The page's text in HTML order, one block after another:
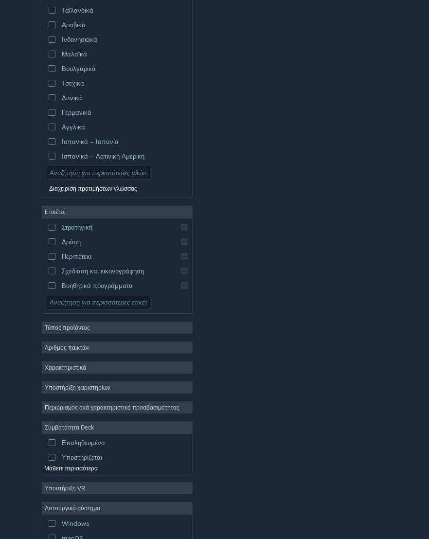
Ταϊλανδικά
Αραβικά
Ινδονησιακά
Μαλαϊκά
Βουλγαρικά
Τσεχικά
Δανικά
Γερμανικά
Αγγλικά
Ισπανικά – Ισπανία
Ισπανικά – Λατινική Αμερική
Διαχείριση προτιμήσεων γλώσσας
Ετικέτες
Στρατηγική
Δράση
Περιπέτεια
Σχεδίαση και εικονογράφηση
Βοηθητικά προγράμματα
Δωρεάν για παίξιμο
Μαζικό πολλών παικτών
Indie
Χαλαρό
Προσομοίωση
Παραγωγή βίντεο
Επεξεργασία εικόνας
Τύπος προϊόντος
Αριθμός παικτών
Χαρακτηριστικά
Υποστήριξη χειριστηρίων
Περιορισμός ανά χαρακτηριστικό προσβασιμότητας
Συμβατότητα Deck
Επαληθευμένο
Υποστηρίζεται
Μάθετε περισσότερα
Υποστήριξη VR
Λειτουργικό σύστημα
Windows